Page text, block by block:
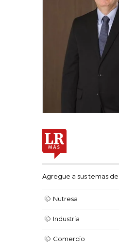
Agregue a sus temas
Nutresa
Industria
Comercio